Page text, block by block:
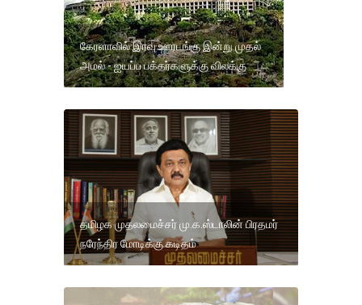
கேரளாவில் இரவு ஊரடங்கு இன்று முதல்
அமல் - ஐயப்ப பக்தர்களுக்கு விலக்கு
தமிழக முதலமைச்சர் மு.க.ஸ்டாலின் பிரதமர்
நரேந்திர மோடிக்கு கடிதம்